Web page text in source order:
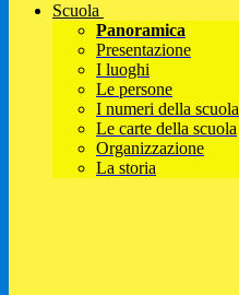
Scuola
Panoramica
Presentazione
I luoghi
Le persone
I numeri della scuola
Le carte della scuola
Organizzazione
La storia